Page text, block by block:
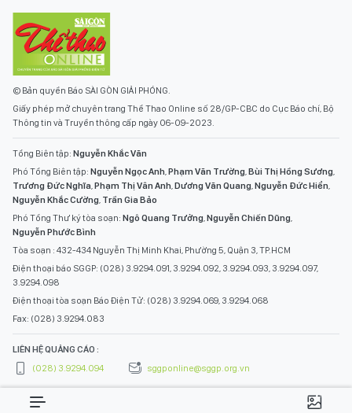
© Bản quyền Báo SÀI GÒN GIẢI PHÓNG.
Giấy phép mở chuyên trang Thể Thao Online số 28/GP-CBC do Cục Báo chí, Bộ
Thông tin và Truyền thông cấp ngày 06-09-2023.
Tổng Biên tập: Nguyễn Khắc Văn
Phó Tổng Biên tập: Nguyễn Ngọc Anh,Phạm Văn Trường,Bùi Thị Hồng Sương,
Trương Đức Nghĩa,Phạm Thị Vân Anh,Dương Văn Quang,Nguyễn Đức Hiển,
Nguyễn Khắc Cường, Trần Gia Bảo
Phó Tổng Thư ký tòa soạn: Ngô Quang Trưởng,Nguyễn Chiến Dũng,
Nguyễn Phước Bình
Tòa soạn : 432-434 Nguyễn Thị Minh Khai, Phường 5, Quận 3, TP.HCM
Điện thoại báo SGGP: (028) 3.9294.091, 3.9294.092, 3.9294.093, 3.9294.097,
3.9294.098
Điện thoại tòa soạn Báo Điện Tử: (028) 3.9294.069, 3.9294.068
Fax: (028) 3.9294.083
LIÊN HỆ QUẢNG CÁO :
(028) 3.9294.094
sggponline@sggp.org.vn